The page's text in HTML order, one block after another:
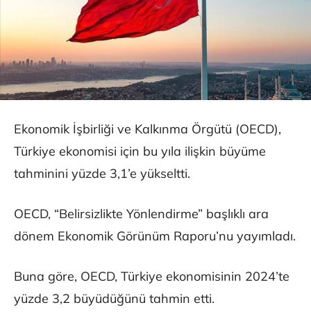
Ekonomik İşbirliği ve Kalkınma Örgütü (OECD),
Türkiye ekonomisi için bu yıla ilişkin büyüme
tahminini yüzde 3,1’e yükseltti.
OECD, “Belirsizlikte Yönlendirme” başlıklı ara
dönem Ekonomik Görünüm Raporu’nu yayımladı.
Buna göre, OECD, Türkiye ekonomisinin 2024’te
yüzde 3,2 büyüdüğünü tahmin etti.